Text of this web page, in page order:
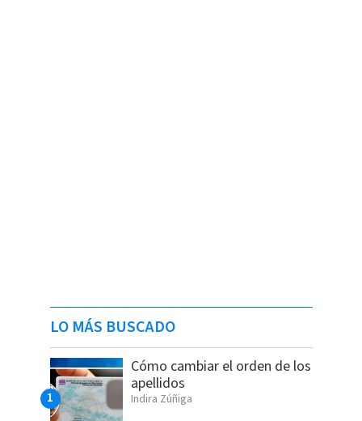
LO MÁS BUSCADO
Cómo cambiar el orden de los
apellidos
Indira Zúñiga